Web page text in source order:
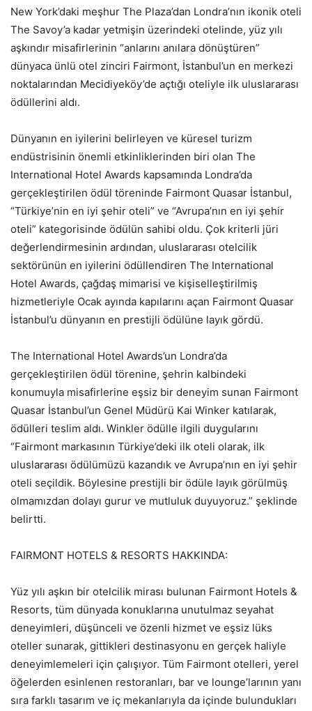
New York’daki meşhur The Plaza’dan Londra’nın ikonik oteli
The Savoy’a kadar yetmişin üzerindeki otelinde, yüz yılı
aşkındır misafirlerinin “anlarını anılara dönüştüren”
dünyaca ünlü otel zinciri Fairmont, İstanbul’un en merkezi
noktalarından Mecidiyeköy’de açtığı oteliyle ilk uluslararası
ödüllerini aldı.
Dünyanın en iyilerini belirleyen ve küresel turizm
endüstrisinin önemli etkinliklerinden biri olan The
International Hotel Awards kapsamında Londra’da
gerçekleştirilen ödül töreninde Fairmont Quasar İstanbul,
“Türkiye’nin en iyi şehir oteli” ve “Avrupa’nın en iyi şehir
oteli” kategorisinde ödülün sahibi oldu. Çok kriterli jüri
değerlendirmesinin ardından, uluslararası otelcilik
sektörünün en iyilerini ödüllendiren The International
Hotel Awards, çağdaş mimarisi ve kişiselleştirilmiş
hizmetleriyle Ocak ayında kapılarını açan Fairmont Quasar
İstanbul’u dünyanın en prestijli ödülüne layık gördü.
The International Hotel Awards’un Londra’da
gerçekleştirilen ödül törenine, şehrin kalbindeki
konumuyla misafirlerine eşsiz bir deneyim sunan Fairmont
Quasar İstanbul’un Genel Müdürü Kai Winker katılarak,
ödülleri teslim aldı. Winkler ödülle ilgili duygularını
“Fairmont markasının Türkiye’deki ilk oteli olarak, ilk
uluslararası ödülümüzü kazandık ve Avrupa’nın en iyi şehir
oteli seçildik. Böylesine prestijli bir ödüle layık görülmüş
olmamızdan dolayı gurur ve mutluluk duyuyoruz.” şeklinde
belirtti.
FAIRMONT HOTELS & RESORTS HAKKINDA:
Yüz yılı aşkın bir otelcilik mirası bulunan Fairmont Hotels &
Resorts, tüm dünyada konuklarına unutulmaz seyahat
deneyimleri, düşünceli ve özenli hizmet ve eşsiz lüks
oteller sunarak, gittikleri destinasyonu en gerçek haliyle
deneyimlemeleri için çalışıyor. Tüm Fairmont otelleri, yerel
öğelerden esinlenen restoranları, bar ve lounge’larının yanı
sıra farklı tasarım ve iç mekanlarıyla da içinde bulundukları